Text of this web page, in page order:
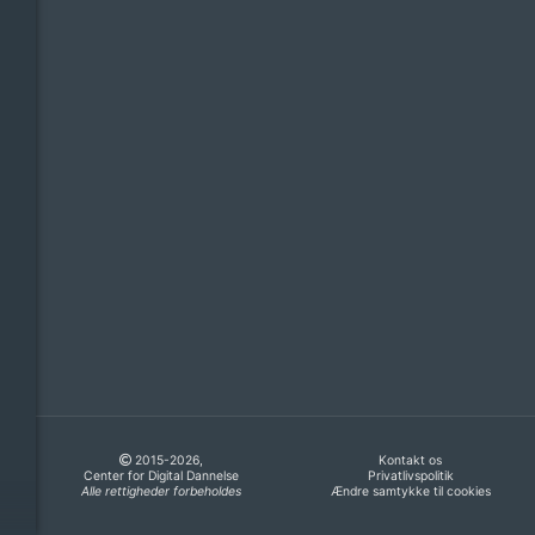
2015-2026,
Center for Digital Dannelse
Alle rettigheder forbeholdes
Kontakt os
Privatlivspolitik
Ændre samtykke til cookies